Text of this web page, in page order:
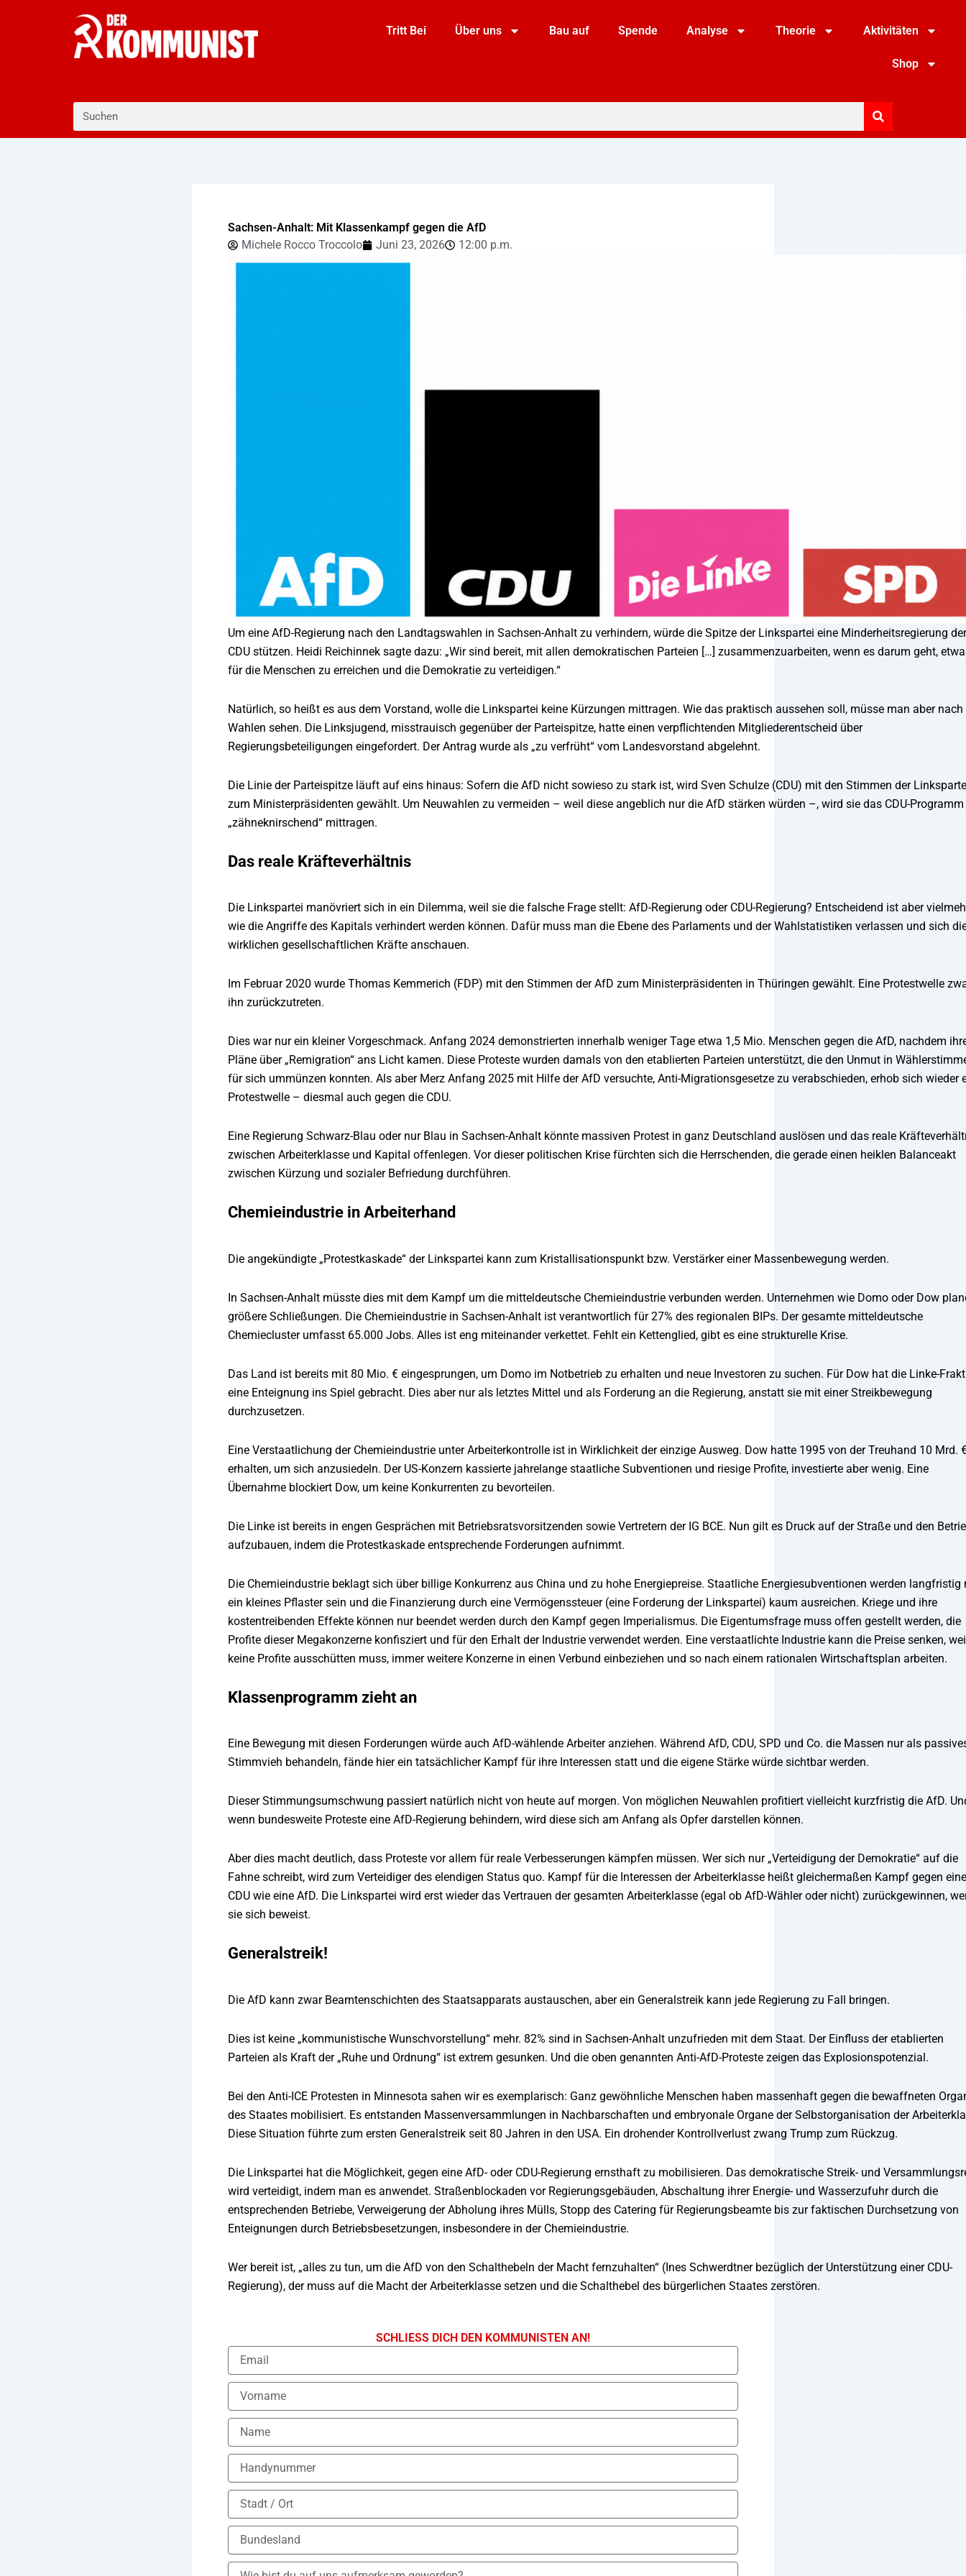
Tritt Bei Über uns Bau auf Spende Analyse Theorie Aktivitäten
Shop
Sachsen-Anhalt: Mit Klassenkampf gegen die AfD
Michele Rocco Troccolo
Juni 23, 2026 12:00 p.m.
Um eine AfD-Regierung nach den Landtagswahlen in Sachsen-Anhalt zu verhindern, würde die Spitze der Linkspartei eine Minderheitsregierung der
CDU stützen. Heidi Reichinnek sagte dazu: „Wir sind bereit, mit allen demokratischen Parteien […] zusammenzuarbeiten, wenn es darum geht,
für die Menschen zu erreichen und die Demokratie zu verteidigen.“
Natürlich, so heißt es aus dem Vorstand, wolle die Linkspartei keine Kürzungen mittragen. Wie das praktisch aussehen soll, müsse man aber nach
Wahlen sehen. Die Linksjugend, misstrauisch gegenüber der Parteispitze, hatte einen verpflichtenden Mitgliederentscheid über
Regierungsbeteiligungen eingefordert. Der Antrag wurde als „zu verfrüht“ vom Landesvorstand abgelehnt.
Die Linie der Parteispitze läuft auf eins hinaus: Sofern die AfD nicht sowieso zu stark ist, wird Sven Schulze (CDU) mit den Stimmen der
zum Ministerpräsidenten gewählt. Um Neuwahlen zu vermeiden – weil diese angeblich nur die AfD stärken würden –, wird sie das CDU-Programm
„zähneknirschend“ mittragen.
Das reale Kräfteverhältnis
Die Linkspartei manövriert sich in ein Dilemma, weil sie die falsche Frage stellt: AfD-Regierung oder CDU-Regierung? Entscheidend ist aber
wie die Angriffe des Kapitals verhindert werden können. Dafür muss man die Ebene des Parlaments und der Wahlstatistiken verlassen und sich
wirklichen gesellschaftlichen Kräfte anschauen.
Im Februar 2020 wurde Thomas Kemmerich (FDP) mit den Stimmen der AfD zum Ministerpräsidenten in Thüringen gewählt. Eine Protestwelle
ihn zurückzutreten.
Dies war nur ein kleiner Vorgeschmack. Anfang 2024 demonstrierten innerhalb weniger Tage etwa 1,5 Mio. Menschen gegen die AfD, nachdem
Pläne über „Remigration“ ans Licht kamen. Diese Proteste wurden damals von den etablierten Parteien unterstützt, die den Unmut in
für sich ummünzen konnten. Als aber Merz Anfang 2025 mit Hilfe der AfD versuchte, Anti-Migrationsgesetze zu verabschieden, erhob sich wieder
Protestwelle – diesmal auch gegen die CDU.
Eine Regierung Schwarz-Blau oder nur Blau in Sachsen-Anhalt könnte massiven Protest in ganz Deutschland auslösen und das reale
zwischen Arbeiterklasse und Kapital offenlegen. Vor dieser politischen Krise fürchten sich die Herrschenden, die gerade einen heiklen Balanceakt
zwischen Kürzung und sozialer Befriedung durchführen.
Chemieindustrie in Arbeiterhand
Die angekündigte „Protestkaskade“ der Linkspartei kann zum Kristallisationspunkt bzw. Verstärker einer Massenbewegung werden.
In Sachsen-Anhalt müsste dies mit dem Kampf um die mitteldeutsche Chemieindustrie verbunden werden. Unternehmen wie Domo oder Dow
größere Schließungen. Die Chemieindustrie in Sachsen-Anhalt ist verantwortlich für 27% des regionalen BIPs. Der gesamte mitteldeutsche
Chemiecluster umfasst 65.000 Jobs. Alles ist eng miteinander verkettet. Fehlt ein Kettenglied, gibt es eine strukturelle Krise.
Das Land ist bereits mit 80 Mio. € eingesprungen, um Domo im Notbetrieb zu erhalten und neue Investoren zu suchen. Für Dow hat die Linke-
eine Enteignung ins Spiel gebracht. Dies aber nur als letztes Mittel und als Forderung an die Regierung, anstatt sie mit einer Streikbewegung
durchzusetzen.
Eine Verstaatlichung der Chemieindustrie unter Arbeiterkontrolle ist in Wirklichkeit der einzige Ausweg. Dow hatte 1995 von der Treuhand 10 Mrd.
erhalten, um sich anzusiedeln. Der US-Konzern kassierte jahrelange staatliche Subventionen und riesige Profite, investierte aber wenig. Eine
Übernahme blockiert Dow, um keine Konkurrenten zu bevorteilen.
Die Linke ist bereits in engen Gesprächen mit Betriebsratsvorsitzenden sowie Vertretern der IG BCE. Nun gilt es Druck auf der Straße und den
aufzubauen, indem die Protestkaskade entsprechende Forderungen aufnimmt.
Die Chemieindustrie beklagt sich über billige Konkurrenz aus China und zu hohe Energiepreise. Staatliche Energiesubventionen werden langfristig
ein kleines Pflaster sein und die Finanzierung durch eine Vermögenssteuer (eine Forderung der Linkspartei) kaum ausreichen. Kriege und ihre
kostentreibenden Effekte können nur beendet werden durch den Kampf gegen Imperialismus. Die Eigentumsfrage muss offen gestellt werden, die
Profite dieser Megakonzerne konfisziert und für den Erhalt der Industrie verwendet werden. Eine verstaatlichte Industrie kann die Preise senken,
keine Profite ausschütten muss, immer weitere Konzerne in einen Verbund einbeziehen und so nach einem rationalen Wirtschaftsplan arbeiten.
Klassenprogramm zieht an
Eine Bewegung mit diesen Forderungen würde auch AfD-wählende Arbeiter anziehen. Während AfD, CDU, SPD und Co. die Massen nur als
Stimmvieh behandeln, fände hier ein tatsächlicher Kampf für ihre Interessen statt und die eigene Stärke würde sichtbar werden.
Dieser Stimmungsumschwung passiert natürlich nicht von heute auf morgen. Von möglichen Neuwahlen profitiert vielleicht kurzfristig die AfD.
wenn bundesweite Proteste eine AfD-Regierung behindern, wird diese sich am Anfang als Opfer darstellen können.
Aber dies macht deutlich, dass Proteste vor allem für reale Verbesserungen kämpfen müssen. Wer sich nur „Verteidigung der Demokratie“ auf die
Fahne schreibt, wird zum Verteidiger des elendigen Status quo. Kampf für die Interessen der Arbeiterklasse heißt gleichermaßen Kampf gegen eine
CDU wie eine AfD. Die Linkspartei wird erst wieder das Vertrauen der gesamten Arbeiterklasse (egal ob AfD-Wähler oder nicht) zurückgewinnen,
sie sich beweist.
Generalstreik!
Die AfD kann zwar Beamtenschichten des Staatsapparats austauschen, aber ein Generalstreik kann jede Regierung zu Fall bringen.
Dies ist keine „kommunistische Wunschvorstellung“ mehr. 82% sind in Sachsen-Anhalt unzufrieden mit dem Staat. Der Einfluss der etablierten
Parteien als Kraft der „Ruhe und Ordnung“ ist extrem gesunken. Und die oben genannten Anti-AfD-Proteste zeigen das Explosionspotenzial.
Bei den Anti-ICE Protesten in Minnesota sahen wir es exemplarisch: Ganz gewöhnliche Menschen haben massenhaft gegen die bewaffneten
des Staates mobilisiert. Es entstanden Massenversammlungen in Nachbarschaften und embryonale Organe der Selbstorganisation der
Diese Situation führte zum ersten Generalstreik seit 80 Jahren in den USA. Ein drohender Kontrollverlust zwang Trump zum Rückzug.
Die Linkspartei hat die Möglichkeit, gegen eine AfD- oder CDU-Regierung ernsthaft zu mobilisieren. Das demokratische Streik- und
wird verteidigt, indem man es anwendet. Straßenblockaden vor Regierungsgebäuden, Abschaltung ihrer Energie- und Wasserzufuhr durch die
entsprechenden Betriebe, Verweigerung der Abholung ihres Mülls, Stopp des Catering für Regierungsbeamte bis zur faktischen Durchsetzung von
Enteignungen durch Betriebsbesetzungen, insbesondere in der Chemieindustrie.
Wer bereit ist, „alles zu tun, um die AfD von den Schalthebeln der Macht fernzuhalten“ (Ines Schwerdtner bezüglich der Unterstützung einer CDU-
Regierung), der muss auf die Macht der Arbeiterklasse setzen und die Schalthebel des bürgerlichen Staates zerstören.
SCHLIESS DICH DEN KOMMUNISTEN AN!